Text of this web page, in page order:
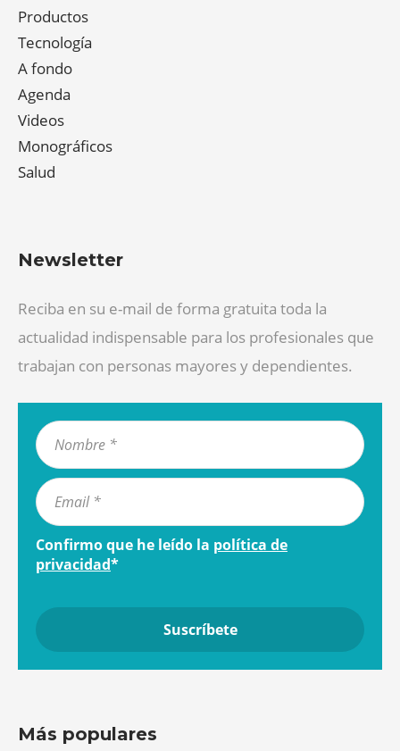
Productos
Tecnología
A fondo
Agenda
Videos
Monográficos
Salud
Newsletter
Reciba en su e-mail de forma gratuita toda la
actualidad indispensable para los profesionales que
trabajan con personas mayores y dependientes.
Confirmo que he leído la política de
privacidad*
Más populares